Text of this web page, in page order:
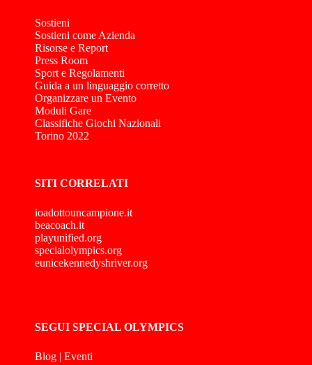
Sostieni
Sostieni come Azienda
Risorse e Report
Press Room
Sport e Regolamenti
Guida a un linguaggio corretto
Organizzare un Evento
Moduli Gare
Classifiche Giochi Nazionali
Torino 2022
SITI CORRELATI
ioadottouncampione.it
beacoach.it
playunified.org
specialolympics.org
eunicekennedyshriver.org
SEGUI SPECIAL OLYMPICS
Blog | Eventi